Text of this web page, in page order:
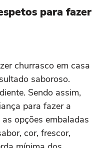
para fazer
churrasco em casa
saboroso.
Sendo assim,
para fazer a
opções embaladas
cor, frescor,